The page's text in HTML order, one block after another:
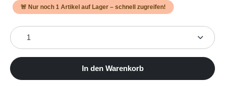
🚨 Nur noch 1 Artikel auf Lager – schnell zugreifen!
Produkt Anzahl: Gib den gewünschten Wert ein
In den Warenkorb